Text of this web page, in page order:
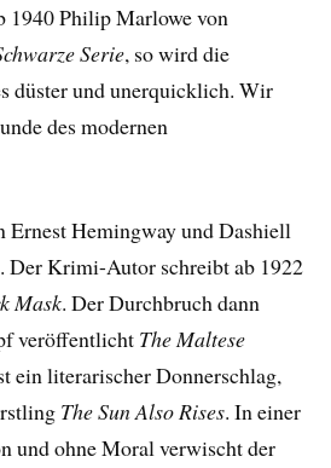
1940 Philip Marlowe von
Serie, so wird die
düster und unerquicklich. Wir
des modernen
Ernest Hemingway und Dashiell
Der Krimi-Autor schreibt ab 1922
Mask. Der Durchbruch dann
veröffentlicht The Maltese
ein literarischer Donnerschlag,
The Sun Also Rises. In einer
und ohne Moral verwischt der